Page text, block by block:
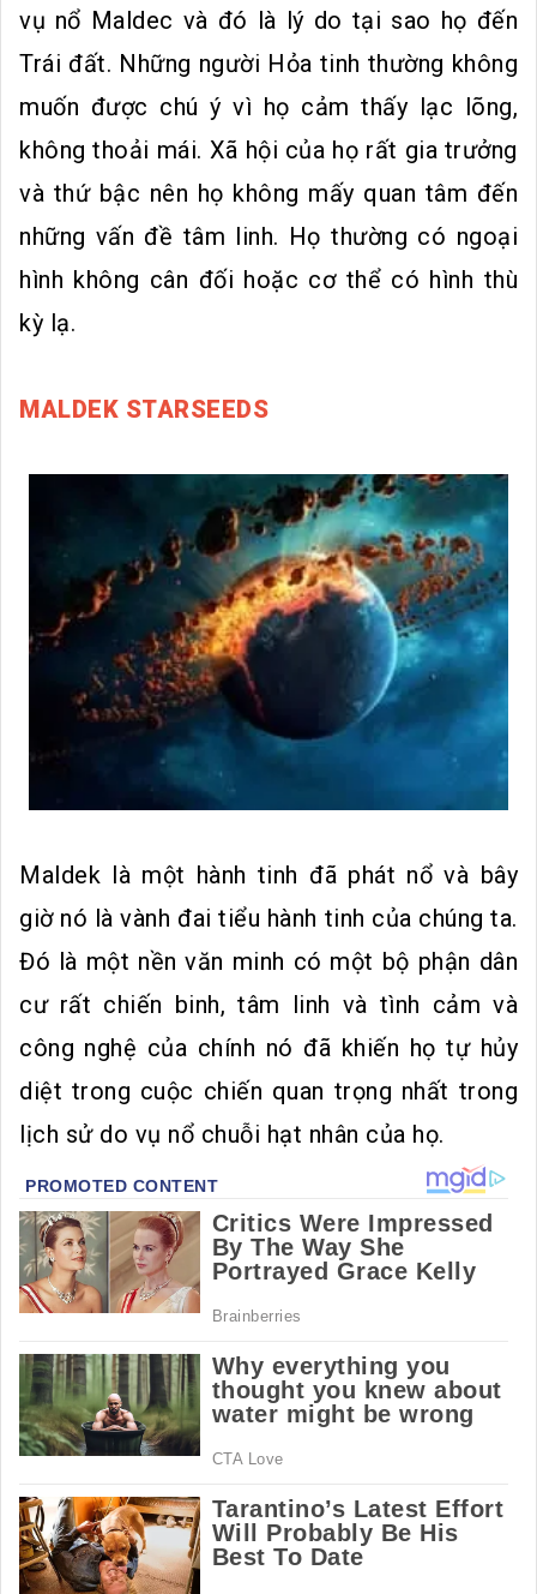
vụ nổ Maldec và đó là lý do tại sao họ đến
Trái đất. Những người Hỏa tinh thường không
muốn được chú ý vì họ cảm thấy lạc lõng,
không thoải mái. Xã hội của họ rất gia trưởng
và thứ bậc nên họ không mấy quan tâm đến
những vấn đề tâm linh. Họ thường có ngoại
hình không cân đối hoặc cơ thể có hình thù
kỳ lạ.
MALDEK STARSEEDS
Maldek là một hành tinh đã phát nổ và bây
giờ nó là vành đai tiểu hành tinh của chúng ta.
Đó là một nền văn minh có một bộ phận dân
cư rất chiến binh, tâm linh và tình cảm và
công nghệ của chính nó đã khiến họ tự hủy
diệt trong cuộc chiến quan trọng nhất trong
lịch sử do vụ nổ chuỗi hạt nhân của họ.